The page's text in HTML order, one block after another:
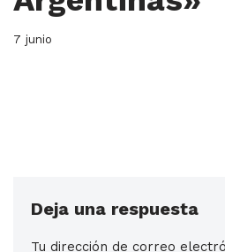
7 junio
Deja una respuesta
Tu dirección de correo